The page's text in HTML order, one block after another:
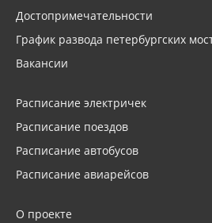
Достопримечательности
График развода петербургских
Вакансии
Расписание электричек
Расписание поездов
Расписание автобусов
Расписание авиарейсов
О проекте